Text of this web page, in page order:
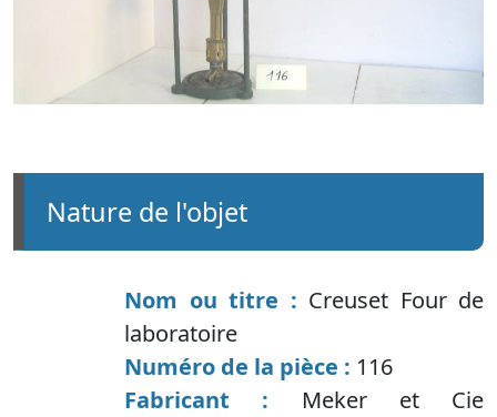
nature de l'objet
Nom ou titre : Creuset Four de
laboratoire
Numéro de la pièce : 116
Fabricant : Meker et Cie